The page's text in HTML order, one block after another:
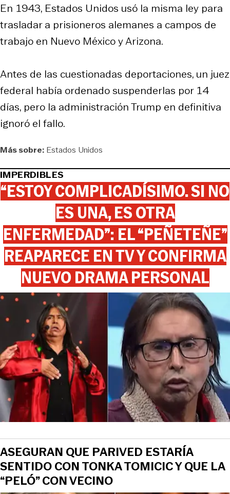
En 1943, Estados Unidos usó la misma ley para
trasladar a prisioneros alemanes a campos de
trabajo en Nuevo México y Arizona.
Antes de las cuestionadas deportaciones, un juez
federal había ordenado suspenderlas por 14
días, pero la administración Trump en definitiva
ignoró el fallo.
Más sobre: Estados Unidos
IMPERDIBLES
“ESTOY COMPLICADÍSIMO. SI NO
ES UNA, ES OTRA
ENFERMEDAD”: EL “PEÑETEÑE”
REAPARECE EN TV Y CONFIRMA
NUEVO DRAMA PERSONAL
ASEGURAN QUE PARIVED ESTARÍA
SENTIDO CON TONKA TOMICIC Y QUE LA
“PELÓ” CON VECINO